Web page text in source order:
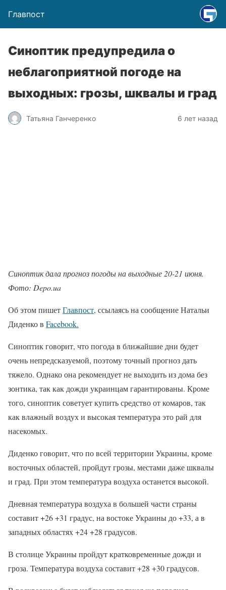
Главпост
Синоптик предупредила о
неблагоприятной погоде на
выходных: грозы, шквалы и град
Татьяна Ганчеренко 6 лет назад
Синоптик дала прогноз погоды на выходные 20-21 июня.
Фото: Depo.ua
Об этом пишетГлавпост, ссылаясь на сообщение Натальи
Диденко в Facebook.
Синоптик говорит, что погода в ближайшие дни будет
очень непредсказуемой, поэтому точный прогноз дать
тяжело. Однако она рекомендует не выходить из дома без
зонтика, так как дожди украинцам гарантированы. Кроме
того, синоптик советует купить средство от комаров, так
как влажный воздух и высокая температура это рай для
насекомых.
Диденко говорит, что по всей территории Украины, кроме
восточных областей, пройдут грозы, местами даже шквалы
и град. При этом температура воздуха останется высокой.
Дневная температура воздуха в большей части страны
составит +26 +31 градус, на востоке Украины до +33, а в
западных областях +24 +28 градусов.
В столице Украины пройдут кратковременные дожди и
гроза. Температура воздуха составит +28 +30 градусов.